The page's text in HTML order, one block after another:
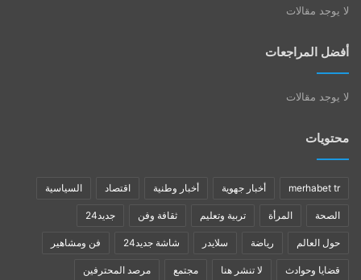
لا يوجد مقالات
أفضل المراجعات
لا يوجد مقالات
محتويات
merhabet tr أخبار جهوية أخبار وطنية اقتصاد السياسية
الصحة المرأة تربية وتعليم ثقافة وفن جديد24
حول العالم رياضة سلايدر شاشة جديد24 فن ومشاهير
قضايا وحوادث لا تنشر هنا مجتمع مرصد المحترفين